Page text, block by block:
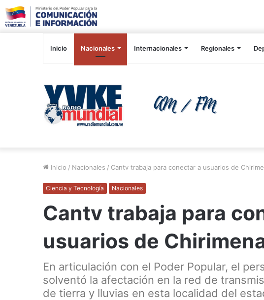
Inicio Nacionales Internacionales Regionales
Inicio / Nacionales / Cantv trabaja para conectar a usuarios de
Ciencia y Tecnología Nacionales
Cantv trabaja para
usuarios de
En articulación con el Poder Popular, el
solventó la afectación en la red de
de tierra y lluvias en esta localidad del